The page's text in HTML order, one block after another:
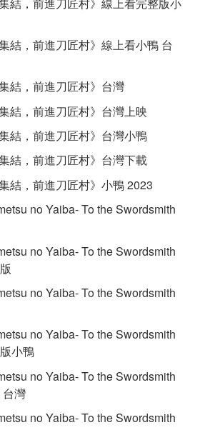
結，前進刀匠村》線上看小鴨 台
結，前進刀匠村》台灣
結，前進刀匠村》台灣上映
結，前進刀匠村》台灣小鴨
結，前進刀匠村》台灣下載
結，前進刀匠村》小鴨 2023
no Yaiba- To the Swordsmith
no Yaiba- To the Swordsmith
no Yaiba- To the Swordsmith
no Yaiba- To the Swordsmith
小鴨
no Yaiba- To the Swordsmith
灣
no Yaiba- To the Swordsmith